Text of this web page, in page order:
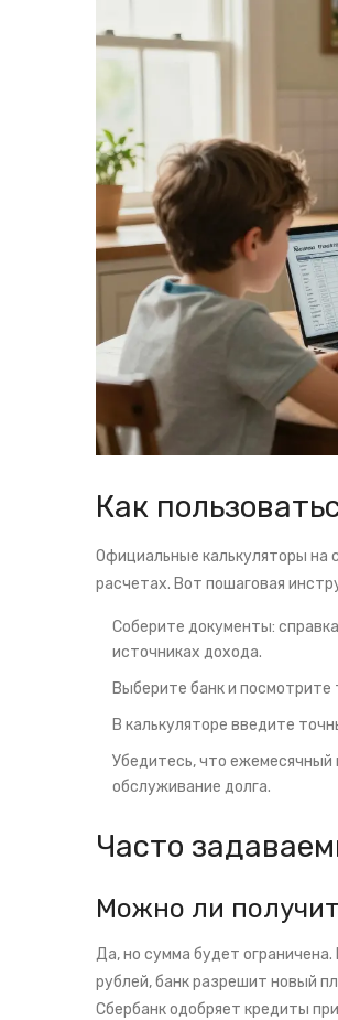
Как
Официальные калькуляторы на
расчетах. Вот пошаговая
Соберите документы:
источниках дохода.
Выберите банк и
В калькуляторе введите
Убедитесь, что
обслуживание долга.
Часто
Можно ли
Да, но сумма будет
рублей, банк разрешит новый
Сбербанк одобряет кредиты